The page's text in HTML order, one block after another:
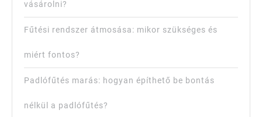
vásárolni?
Fűtési rendszer átmosása: mikor szükséges és
miért fontos?
Padlófűtés marás: hogyan építhető be bontás
nélkül a padlófűtés?